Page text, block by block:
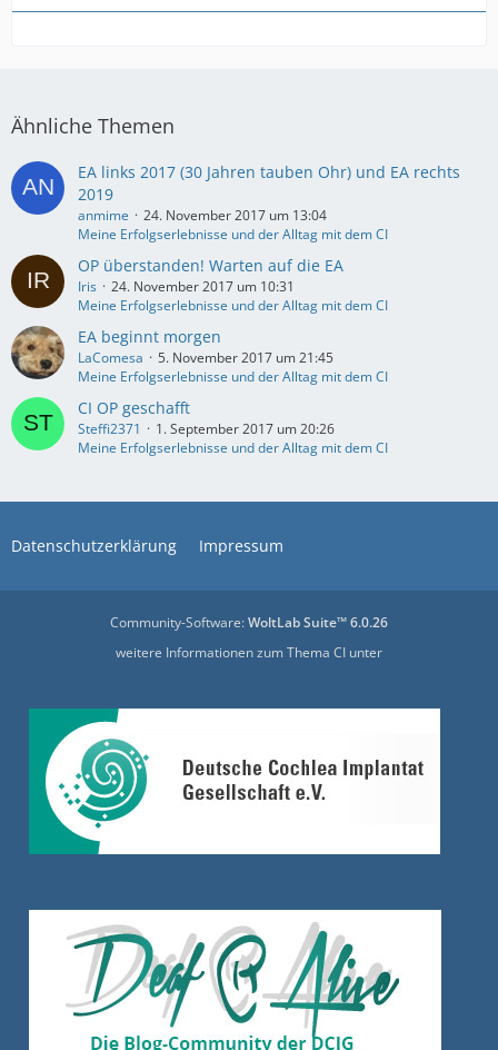
Ähnliche Themen
EA links 2017 (30 Jahren tauben Ohr) und EA rechts
2019
anmime
24. November 2017 um 13:04
Meine Erfolgserlebnisse und der Alltag mit dem CI
OP überstanden! Warten auf die EA
Iris
24. November 2017 um 10:31
Meine Erfolgserlebnisse und der Alltag mit dem CI
EA beginnt morgen
LaComesa
5. November 2017 um 21:45
Meine Erfolgserlebnisse und der Alltag mit dem CI
CI OP geschafft
Steffi2371
1. September 2017 um 20:26
Meine Erfolgserlebnisse und der Alltag mit dem CI
Datenschutzerklärung Impressum
Community-Software:WoltLab Suite™ 6.0.26
weitere Informationen zum Thema CI unter